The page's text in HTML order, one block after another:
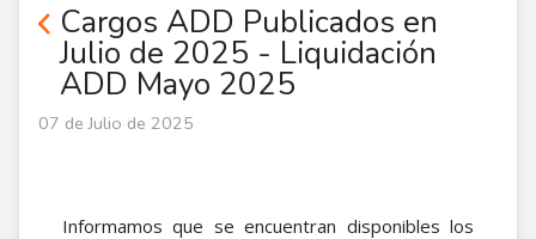
Cargos ADD Publicados en
Julio de 2025 - Liquidación
ADD Mayo 2025
07 de Julio de 2025
Informamos que se encuentran disponibles los